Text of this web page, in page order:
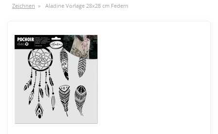
Zeichnen » Aladine Vorlage 28x28 cm Federn